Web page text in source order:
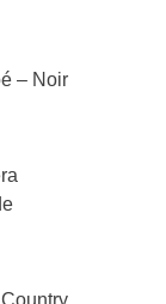
– Noir